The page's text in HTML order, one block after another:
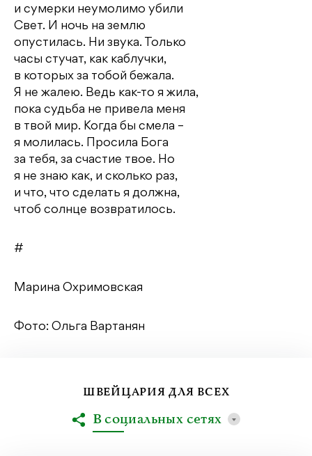
и сумерки неумолимо убили
Свет. И ночь на землю
опустилась. Ни звука. Только
часы стучат, как каблучки,
в которых за тобой бежала.
Я не жалею. Ведь как-то я жила,
пока судьба не привела меня
в твой мир. Когда бы смела –
я молилась. Просила Бога
за тебя, за счастие твое. Но
я не знаю как, и сколько раз,
и что, что сделать я должна,
чтоб солнце возвратилось.
#
Марина Охримовская
Фото: Ольга Вартанян
ШВЕЙЦАРИЯ ДЛЯ ВСЕХ
В социальных сетях